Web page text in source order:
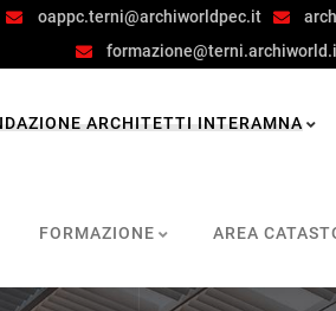
oappc.terni@archiworldpec.it
ARCHITETTI INTERAMNA
FORMAZIONE AREA